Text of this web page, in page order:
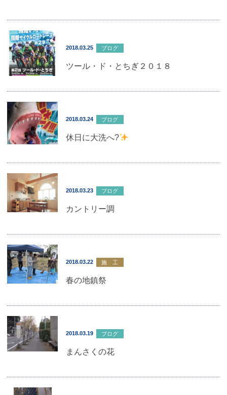
2018.03.25 ブログ
ツール・ド・とちぎ２０１８
2018.03.24 ブログ
休日に大洗へ?
2018.03.23 ブログ
カントリー調
2018.03.22 施 工
春の地鎮祭
2018.03.19 ブログ
まんさくの花